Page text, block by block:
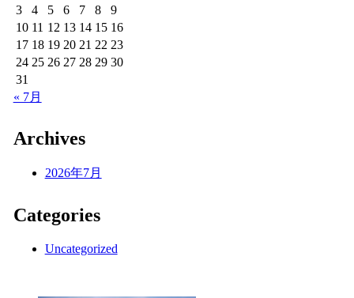
3
4 5 6 7 8
9
10 11 12 13 14 15 16
17 18 19 20 21 22 23
24 25 26 27 28 29 30
31
« 7月
Archives
2026年7月
Categories
Uncategorized